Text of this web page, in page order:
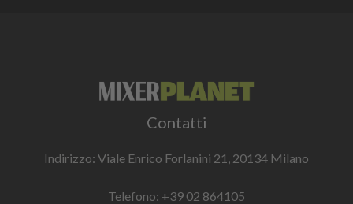
Contatti
Indirizzo: Viale Enrico Forlanini 21, 20134 Milano
Telefono: +39 02 864105